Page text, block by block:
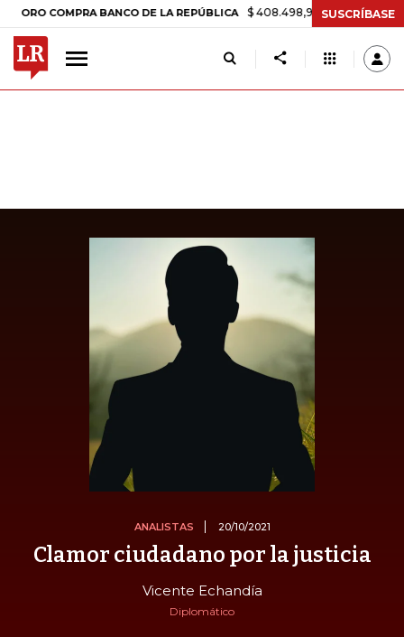
COMPRA BANCO DE LA REPÚBLICA $ 408.498,97 +$ 8.753,81 +2,19%
SUSCRÍBASE
ANALISTAS 20/10/2021
Clamor ciudadano por la justicia
Vicente Echandía
Diplomático